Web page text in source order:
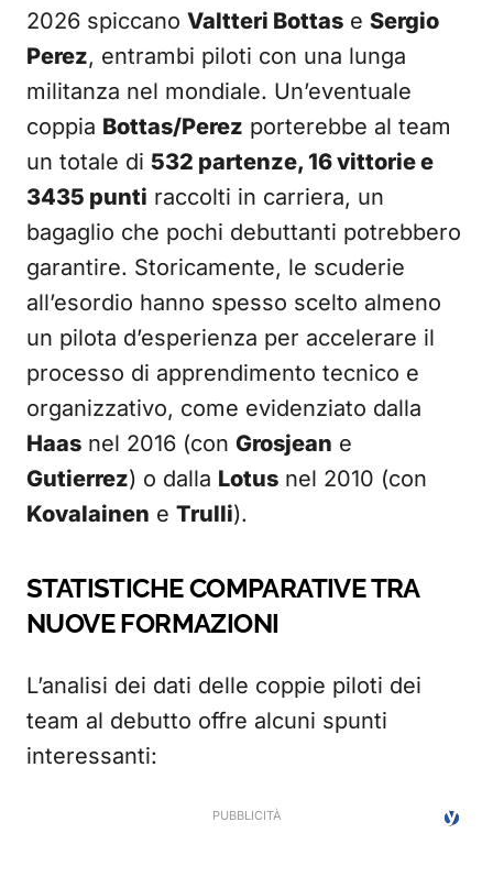
2026 spiccano Valtteri Bottas e Sergio
Perez, entrambi piloti con una lunga
militanza nel mondiale. Un’eventuale
coppia Bottas/Perez porterebbe al team
un totale di 532 partenze, 16 vittorie e
3435 punti raccolti in carriera, un
bagaglio che pochi debuttanti potrebbero
garantire. Storicamente, le scuderie
all’esordio hanno spesso scelto almeno
un pilota d’esperienza per accelerare il
processo di apprendimento tecnico e
organizzativo, come evidenziato dalla
Haas nel 2016 (con Grosjean e
Gutierrez) o dalla Lotus nel 2010 (con
Kovalainen e Trulli).
STATISTICHE COMPARATIVE TRA
NUOVE FORMAZIONI
L’analisi dei dati delle coppie piloti dei
team al debutto offre alcuni spunti
interessanti: